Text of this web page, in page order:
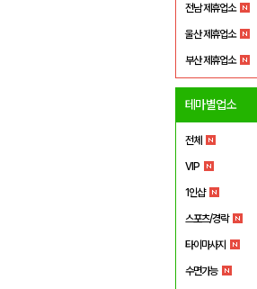
전남 제휴업소
울산 제휴업소
부산 제휴업소
테마별업소
전체
VIP
1인샵
스포츠/경락
타이마사지
수면가능